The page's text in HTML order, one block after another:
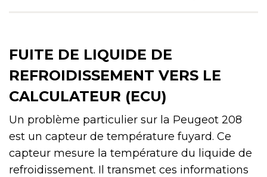
FUITE DE LIQUIDE DE
REFROIDISSEMENT VERS LE
CALCULATEUR (ECU)
Un problème particulier sur la Peugeot 208
est un capteur de température fuyard. Ce
capteur mesure la température du liquide de
refroidissement. Il transmet ces informations